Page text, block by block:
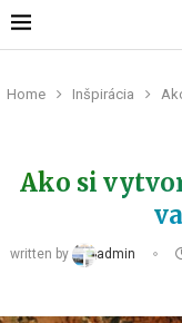
Home Inšpirácia
Ako si
written by admin